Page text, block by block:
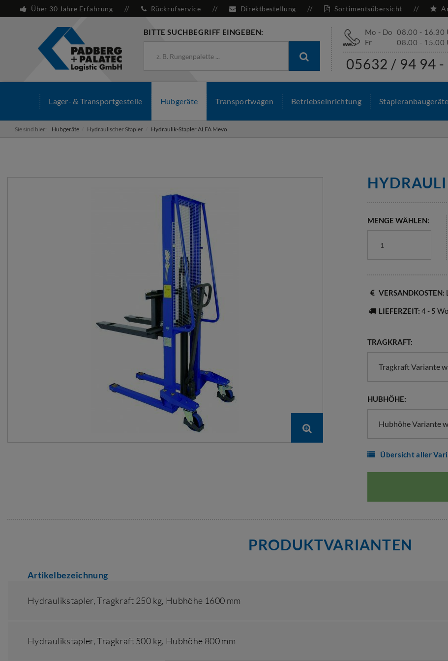
Über 30 Jahre Erfahrung Rückrufservice Direktbestellung Sortimentsübersicht
BITTE SUCHBEGRIFF EINGEBEN: Mo - Do 08.00 - 16.30
Fr
08.00 - 15.00
05632 / 94 94 -
Lager- & Transportgestelle Hubgeräte Transportwagen Betriebseinrichtung Stapleranbaugeräte
Sie sind hier: Hubgeräte Hydraulischer Stapler Hydraulik-Stapler ALFA Mevo
MENGE WÄHLEN:
VERSANDKOSTEN:
LIEFERZEIT: 4 - 5
TRAGKRAFT:
Tragkraft Variante
HUBHÖHE:
Hubhöhe Variante
Übersicht aller
PRODUKTVARIANTEN
Artikelbezeichnung
Hydraulikstapler,Tragkraft 250 kg, Hubhöhe 1600 mm
Hydraulikstapler,Tragkraft 500 kg, Hubhöhe 800 mm